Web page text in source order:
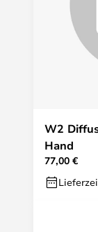
W2
Hand
77,00 €